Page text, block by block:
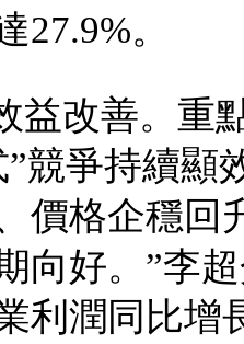
27.9%。
改善。重
競爭持續顯
價格企穩回
向好。”李
利潤同比增